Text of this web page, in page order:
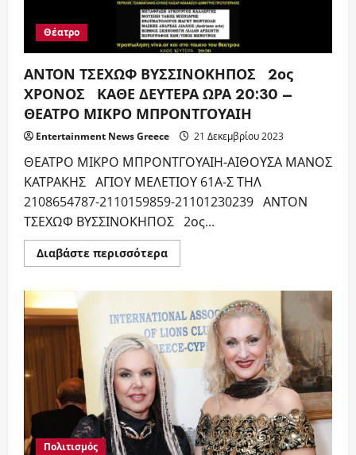
Θέατρο
ΑΝΤΟΝ ΤΣΕΧΩΦ ΒΥΣΣΙΝΟΚΗΠΟΣ 2ος
ΧΡΟΝΟΣ ΚΑΘΕ ΔΕΥΤΕΡΑ ΩΡΑ 20:30 –
ΘΕΑΤΡΟ ΜΙΚΡΟ ΜΠΡΟΝΤΓΟΥΑΙΗ
Entertainment News Greece 21 Δεκεμβρίου 2023
ΘΕΑΤΡΟ ΜΙΚΡΟ ΜΠΡΟΝΤΓΟΥΑΙΗ-ΑΙΘΟΥΣΑ ΜΑΝΟΣ
ΚΑΤΡΑΚΗΣ ΑΓΙΟΥ ΜΕΛΕΤΙΟΥ 61Α-Σ ΤΗΛ
2108654787-2110159859-21101230239 ΑΝΤΟΝ
ΤΣΕΧΩΦ ΒΥΣΣΙΝΟΚΗΠΟΣ 2ος...
Διαβάστε περισσότεραRead
more
ΒΥΣΣΙΝΟΚΗΠΟΣ
2ος
ΧΡΟΝΟΣ
ΚΑΘΕ
ΔΕΥΤΕΡΑ
–
ΘΕΑΤΡΟ
ΜΙΚΡΟ
ΜΠΡΟΝΤΓΟΥΑΙΗ
Πολιτισμός